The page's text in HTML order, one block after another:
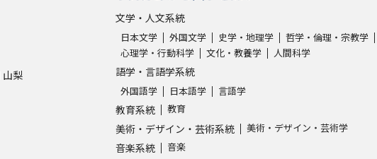
山梨
文学・人文系統
日本文学 外国文学 史学・地理学
哲学・倫理・宗教学
心理学・行動科学
文化・教養学 人間科学
語学・言語学系統
外国語学 日本語学 言語学
教育系統 教育
美術・デザイン・芸術系統 美術・デザイン・芸術学
音楽系統 音楽